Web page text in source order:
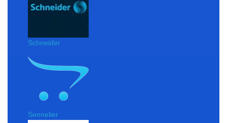
Schneider
Sennelier